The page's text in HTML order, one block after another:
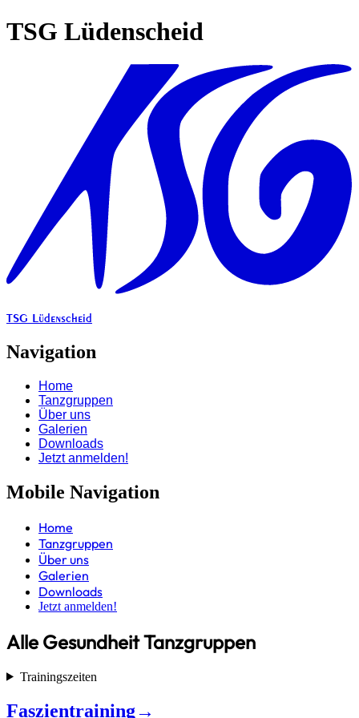
TSG Lüdenscheid
TSG Lüdenscheid
Navigation
Home
Tanzgruppen
Über uns
Galerien
Downloads
Jetzt anmelden!
Mobile Navigation
Home
Tanzgruppen
Über uns
Galerien
Downloads
Jetzt anmelden!
Alle Gesundheit Tanzgruppen
Trainingszeiten
Faszientraining→